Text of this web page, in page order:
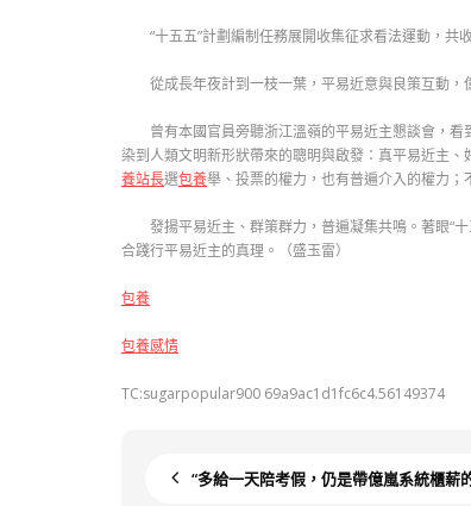
“十五五”計劃編制任務展開收集征求看法運動，
從成長年夜計到一枝一葉，平易近意與良策互動
曾有本國官員旁聽浙江溫嶺的平易近主懇談會，
染到人類文明新形狀帶來的聰明與啟發：真平易近主、
養站長選包養舉、投票的權力，也有普遍介入的權力；
發揚平易近主、群策群力，普遍凝集共鳴。著眼“
合踐行平易近主的真理。（盛玉雷）
包養
包養感情
TC:sugarpopular900 69a9ac1d1fc6c4.56149374
“多給一天陪考假，仍是帶億嵐系統櫃薪